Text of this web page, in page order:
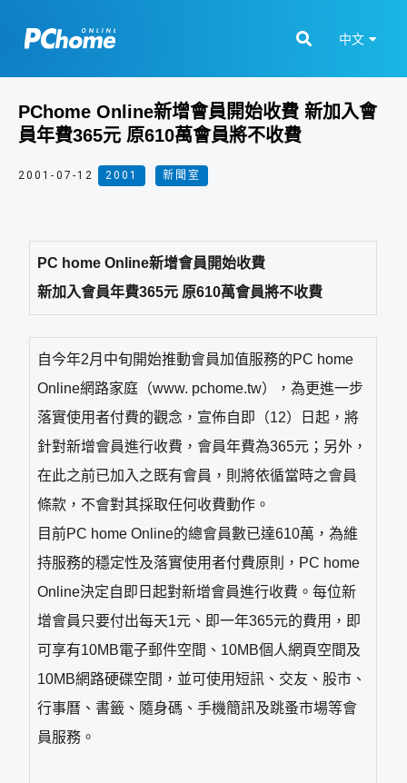
中文
PChome Online新增會員開始收費 新加入會
員年費365元 原610萬會員將不收費
2001-07-12 2001 新聞室
PC home Online新增會員開始收費
新加入會員年費365元 原610萬會員將不收費
自今年2月中旬開始推動會員加值服務的PC home
Online網路家庭（www. pchome.tw），為更進一步
落實使用者付費的觀念，宣佈自即（12）日起，將
針對新增會員進行收費，會員年費為365元；另外，
在此之前已加入之既有會員，則將依循當時之會員
條款，不會對其採取任何收費動作。
目前PC home Online的總會員數已達610萬，為維
持服務的穩定性及落實使用者付費原則，PC home
Online決定自即日起對新增會員進行收費。每位新
增會員只要付出每天1元、即一年365元的費用，即
可享有10MB電子郵件空間、10MB個人網頁空間及
10MB網路硬碟空間，並可使用短訊、交友、股市、
行事曆、書籤、隨身碼、手機簡訊及跳蚤市場等會
員服務。